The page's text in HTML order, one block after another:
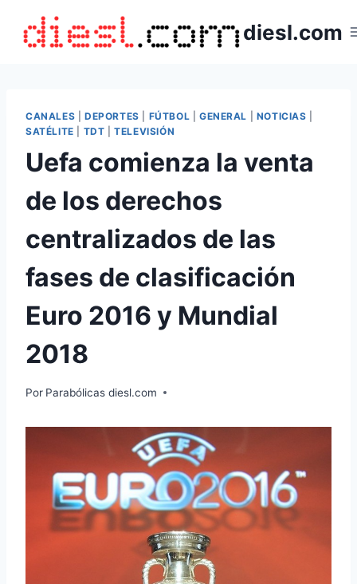
contenido
diesl.com
CANALES DEPORTES FÚTBOL GENERAL NOTICIAS
SATÉLITE
TDT |TELEVISIÓN
Uefa comienza la venta
de los derechos
centralizados de las
fases de clasificación
Euro 2016 y Mundial
2018
Por Parabólicas diesl.com